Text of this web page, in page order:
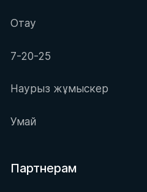
Отау
7-20-25
Наурыз жұмыскер
Умай
Партнерам